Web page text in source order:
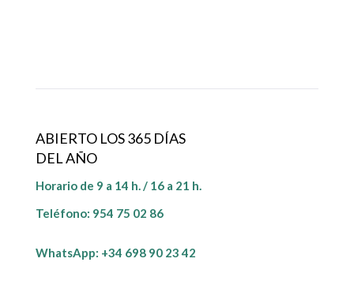
ABIERTO LOS 365 DÍAS
DEL AÑO
Horario de 9 a 14 h. / 16 a 21 h.
Teléfono: 954 75 02 86
WhatsApp: +34 698 90 23 42